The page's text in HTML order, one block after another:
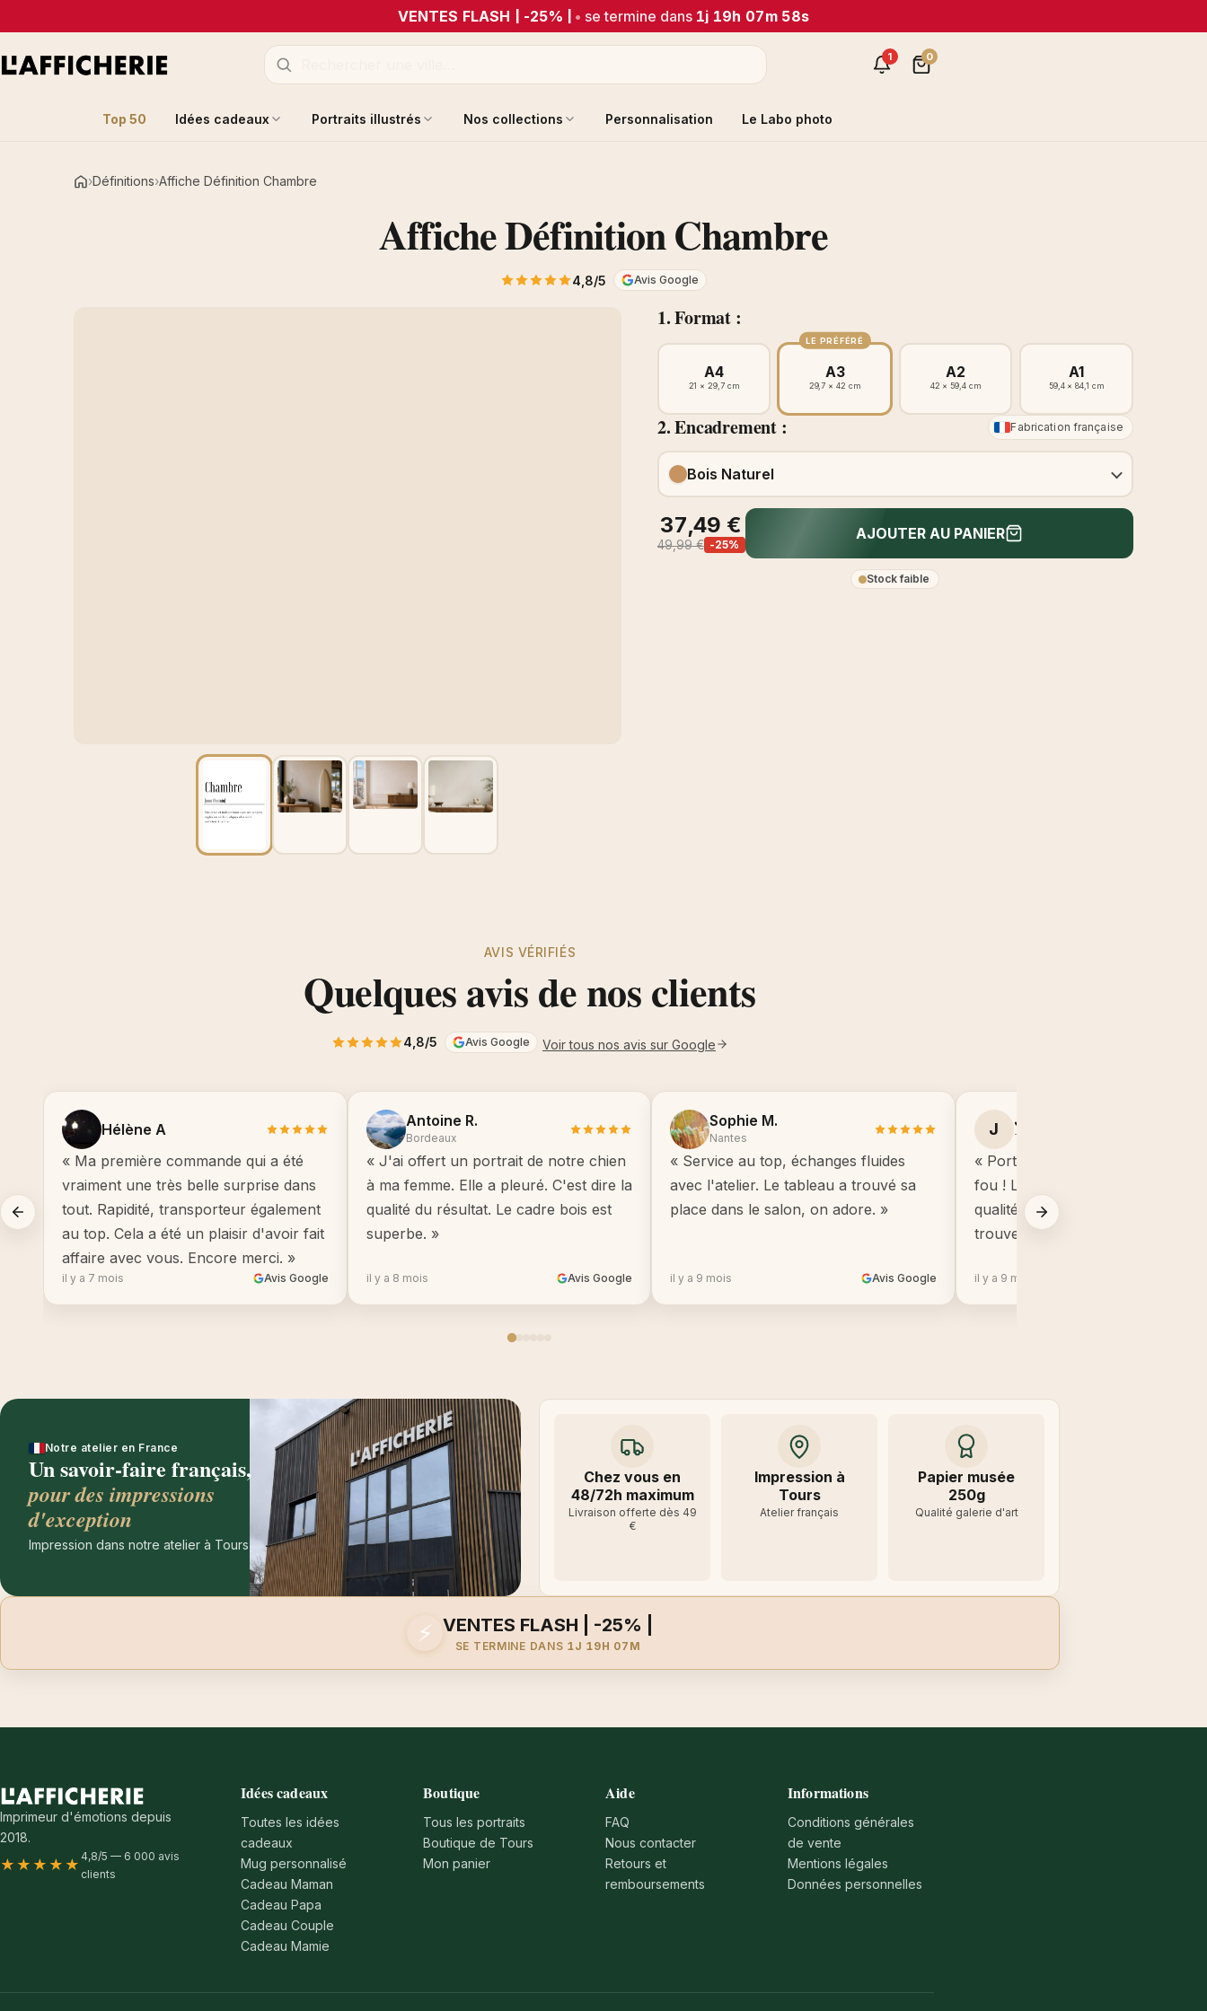
VENTES FLASH | -25% | • se termine dans 1j 19h 07m 58s
1 0
Top 50 Idées cadeaux Portraits illustrés Nos collections Personnalisation Le Labo photo
Accueil
Définitions Affiche Définition Chambre
Affiche Définition Chambre
4,8/5 Avis Google
1. Format :
A4
21 × 29,7 cm
LE PRÉFÉRÉ
A3
29,7 × 42 cm
A2
42 × 59,4 cm
A1
59,4 × 84,1 cm
2. Encadrement : Fabrication française
Bois Naturel
37,49 €
49,99 € -25%
AJOUTER AU PANIER
Stock faible
AVIS VÉRIFIÉS
Quelques avis de nos clients
4,8/5 Avis Google Voir tous nos avis sur Google
Hélène A
« Ma première commande qui a été
vraiment une très belle surprise dans
tout. Rapidité, transporteur également
au top. Cela a été un plaisir d'avoir fait
affaire avec vous. Encore merci. »
il y a 7 mois Avis Google
Antoine R.
Bordeaux
« J'ai offert un portrait de notre chien
à ma femme. Elle a pleuré. C'est dire la
qualité du résultat. Le cadre bois est
superbe. »
il y a 8 mois Avis Google
Sophie M.
Nantes
« Service au top, échanges fluides
avec l'atelier. Le tableau a trouvé sa
place dans le salon, on adore. »
il y a 9 mois Avis Google
J Julie B.
Toulouse
« Portrait manga de mon fils, il
fou ! Le cadre est de très bonne
qualité, beaucoup mieux que ce
trouve en grande surface. »
il y a 9 mois
Notre atelier en France
Un savoir-faire français,
pour des impressions
d'exception
Impression dans notre atelier à Tours
Chez vous en
48/72h maximum
Livraison offerte dès 49
€
Impression à
Tours
Atelier français
Papier musée
250g
Qualité galerie d'art
⚡ VENTES FLASH | -25% |
SE TERMINE DANS 1J 19H 07M
Imprimeur d'émotions depuis
2018.
★★★★★ 4,8/5 — 6 000 avis
clients
Idées cadeaux
Toutes les idées
cadeaux
Mug personnalisé
Cadeau Maman
Cadeau Papa
Cadeau Couple
Cadeau Mamie
Boutique
Tous les portraits
Boutique de Tours
Mon panier
Aide
FAQ
Nous contacter
Retours et
remboursements
Informations
Conditions générales
de vente
Mentions légales
Données personnelles